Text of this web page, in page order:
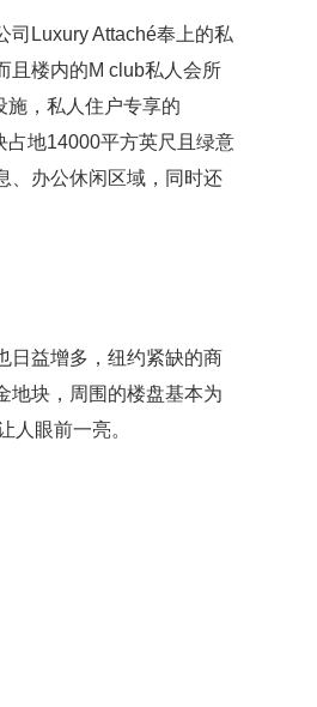
Luxury Attaché奉上的私
且楼内的M club私人会所
施，私人住户专享的
占地14000平方英尺且绿意
、办公休闲区域，同时还
益增多，纽约紧缺的商
地块，周围的楼盘基本为
人眼前一亮。